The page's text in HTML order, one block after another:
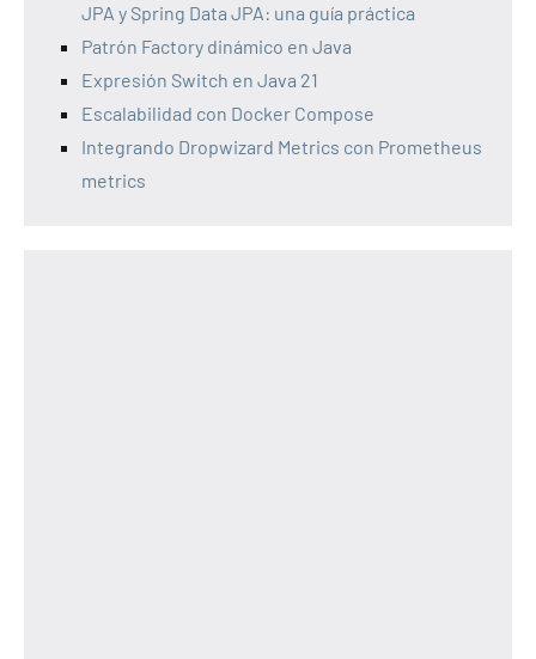
JPA y Spring Data JPA: una guía práctica
Patrón Factory dinámico en Java
Expresión Switch en Java 21
Escalabilidad con Docker Compose
Integrando Dropwizard Metrics con Prometheus
metrics